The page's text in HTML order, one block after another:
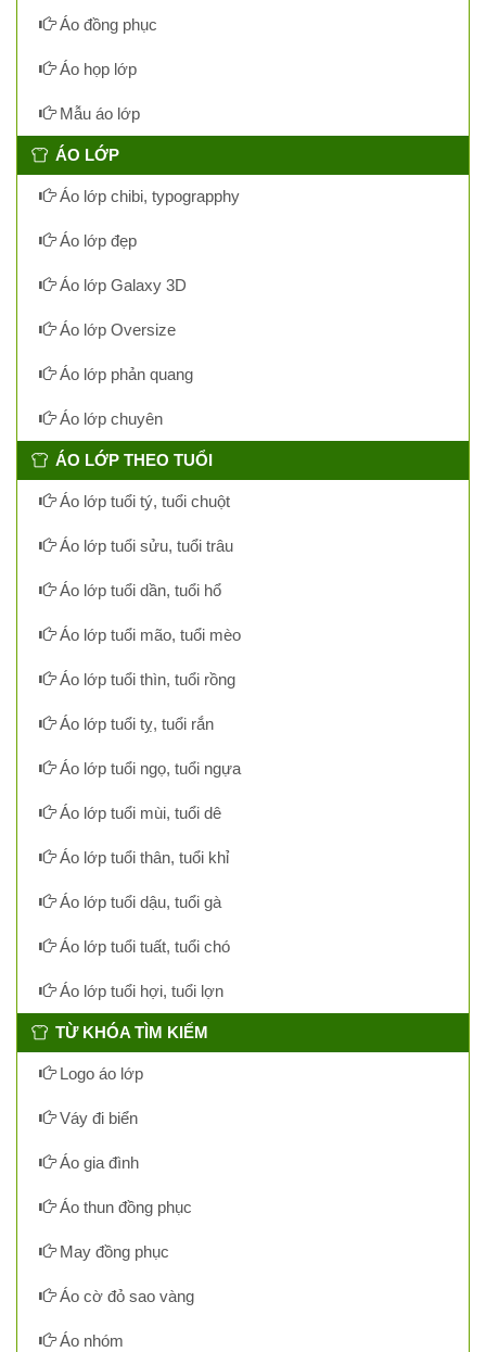
Áo đồng phục
Áo họp lớp
Mẫu áo lớp
ÁO LỚP
Áo lớp chibi, typograpphy
Áo lớp đẹp
Áo lớp Galaxy 3D
Áo lớp Oversize
Áo lớp phản quang
Áo lớp chuyên
ÁO LỚP THEO TUỔI
Áo lớp tuổi tý, tuổi chuột
Áo lớp tuổi sửu, tuổi trâu
Áo lớp tuổi dần, tuổi hổ
Áo lớp tuổi mão, tuổi mèo
Áo lớp tuổi thìn, tuổi rồng
Áo lớp tuổi tỵ, tuổi rắn
Áo lớp tuổi ngọ, tuổi ngựa
Áo lớp tuổi mùi, tuổi dê
Áo lớp tuổi thân, tuổi khỉ
Áo lớp tuổi dậu, tuổi gà
Áo lớp tuổi tuất, tuổi chó
Áo lớp tuổi hợi, tuổi lợn
TỪ KHÓA TÌM KIẾM
Logo áo lớp
Váy đi biển
Áo gia đình
Áo thun đồng phục
May đồng phục
Áo cờ đỏ sao vàng
Áo nhóm